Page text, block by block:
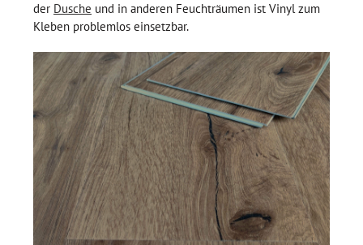
der Dusche und in anderen Feuchträumen ist Vinyl zum
Kleben problemlos einsetzbar.